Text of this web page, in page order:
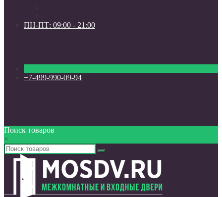
ПН-ПТ: 09:00 - 21:00
+7-499-990-09-94
Поиск товаров
×